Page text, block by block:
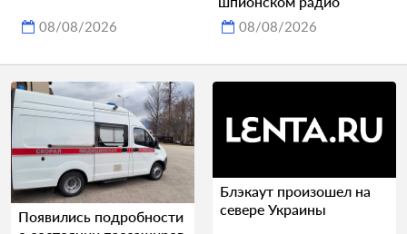
08/08/2026 08/08/2026
Появились подробности
Блэкаут произошел на
севере Украины